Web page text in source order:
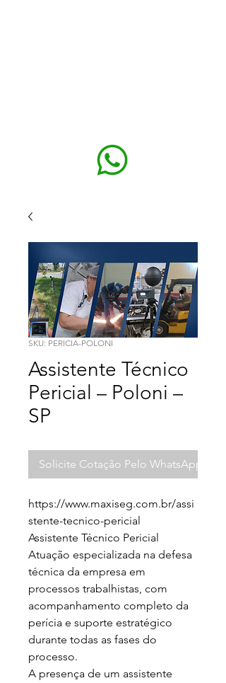
SKU: PERICIA-POLONI
Assistente Técnico
Pericial – Poloni –
SP
Solicite Cotação Pelo WhatsApp
https://www.maxiseg.com.br/assi
stente-tecnico-pericial
Assistente Técnico Pericial
Atuação especializada na defesa
técnica da empresa em
processos trabalhistas, com
acompanhamento completo da
perícia e suporte estratégico
durante todas as fases do
processo.
A presença de um assistente